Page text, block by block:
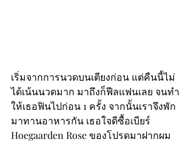
เริ่มจากการนวดบนเตียงก่อน แต่คืนนี้ไม่
ได้เน้นนวดมาก มาถึงก็ฟีลแฟนเลย จนทำ
ให้เธอฟินไปก่อน 1 ครั้ง จากนั้นเราจึงพัก
มาทานอาหารกัน เธอใจดีซื้อเบียร์
Hoegaarden Rose ของโปรดมาฝากผม